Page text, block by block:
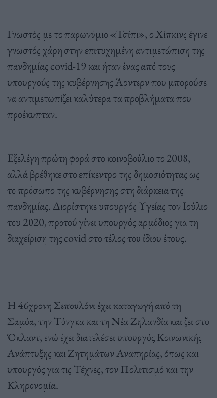
Γνωστός με το παρωνύμιο «Τσίπι», ο Χίπκινς έγινε
γνωστός χάρη στην επιτυχημένη αντιμετώπιση της
πανδημίας covid-19 και ήταν ένας από τους
υπουργούς της κυβέρνησης Άρντερν που μπορούσε
να αντιμετωπίζει καλύτερα τα προβλήματα που
προέκυπταν.
Εξελέγη πρώτη φορά στο κοινοβούλιο το 2008,
αλλά βρέθηκε στο επίκεντρο της δημοσιότητας ως
το πρόσωπο της κυβέρνησης στη διάρκεια της
πανδημίας. Διορίστηκε υπουργός Υγείας τον Ιούλιο
του 2020, προτού γίνει υπουργός αρμόδιος για τη
διαχείριση της covid στο τέλος του ίδιου έτους.
Η 46χρονη Σεπουλόνι έχει καταγωγή από τη
Σαμόα, την Τόνγκα και τη Νέα Ζηλανδία και ζει στο
Όκλαντ, ενώ έχει διατελέσει υπουργός Κοινωνικής
Ανάπτυξης και Ζητημάτων Αναπηρίας, όπως και
υπουργός για τις Τέχνες, τον Πολιτισμό και την
Κληρονομία.